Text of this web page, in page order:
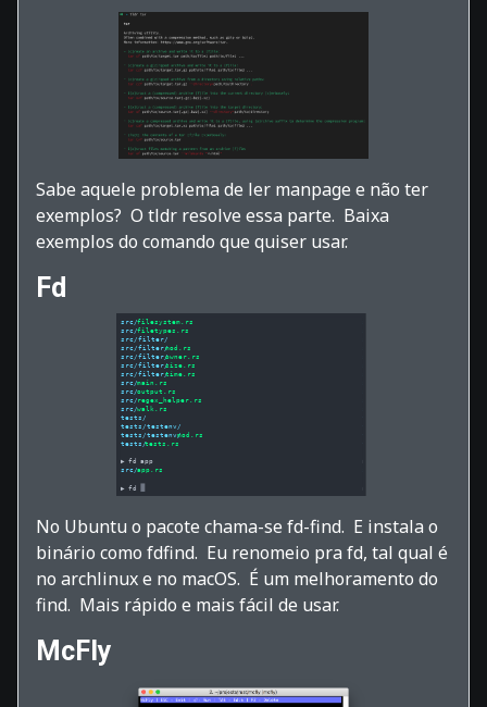
Sabe aquele problema de ler manpage e não ter
exemplos? O tldr resolve essa parte. Baixa
exemplos do comando que quiser usar.
Fd
No Ubuntu o pacote chama-se fd-find. E instala o
binário como fdfind. Eu renomeio pra fd, tal qual é
no archlinux e no macOS. É um melhoramento do
find. Mais rápido e mais fácil de usar.
McFly